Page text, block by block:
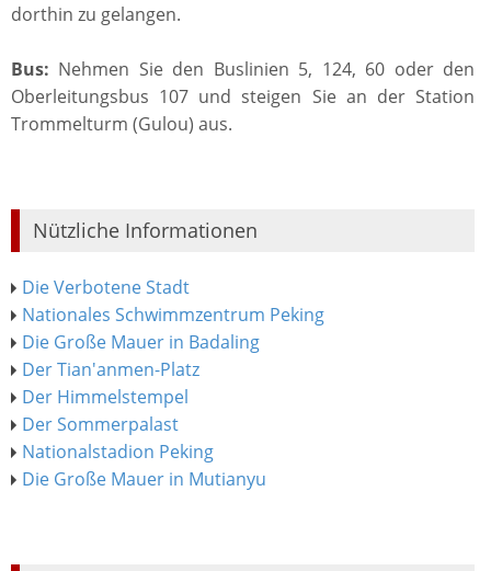
dorthin zu gelangen.
Bus: Nehmen Sie den Buslinien 5, 124, 60 oder den
Oberleitungsbus 107 und steigen Sie an der Station
Trommelturm (Gulou) aus.
Nützliche Informationen
Die Verbotene Stadt
Nationales Schwimmzentrum Peking
Die Große Mauer in Badaling
Der Tian'anmen-Platz
Der Himmelstempel
Der Sommerpalast
Nationalstadion Peking
Die Große Mauer in Mutianyu